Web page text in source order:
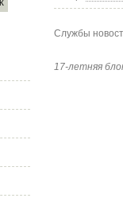
Службы
17-летняя